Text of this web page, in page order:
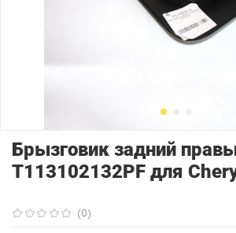
(0)
Брызговик задний
T113102132PF для